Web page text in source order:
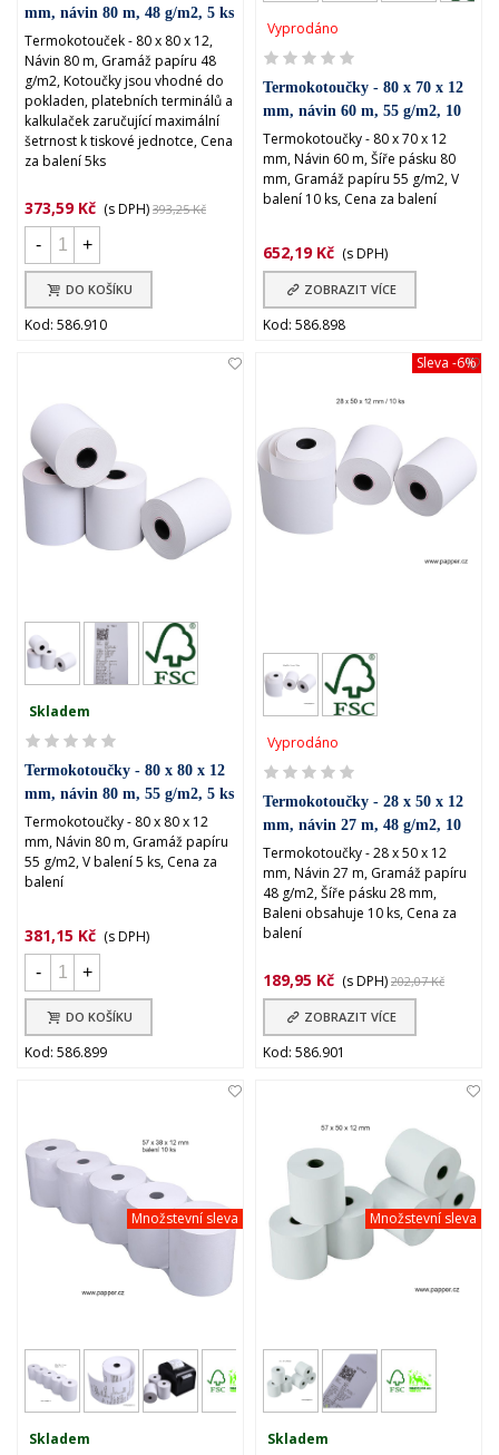
mm, návin 80 m, 48 g/m2, 5 ks
Termokotouček - 80 x 80 x 12,
Návin 80 m, Gramáž papíru 48
g/m2, Kotoučky jsou vhodné do
pokladen, platebních terminálů a
kalkulaček zaručující maximální
šetrnost k tiskové jednotce, Cena
za balení 5ks
373,59 Kč (s DPH) 393,25 Kč
- +
DO KOŠÍKU
Kod: 586.910
Vyprodáno
Termokotoučky - 80 x 70 x 12
mm, návin 60 m, 55 g/m2, 10
ks
Termokotoučky - 80 x 70 x 12
mm, Návin 60 m, Šíře pásku 80
mm, Gramáž papíru 55 g/m2, V
balení 10 ks, Cena za balení
652,19 Kč (s DPH)
ZOBRAZIT VÍCE
Kod: 586.898
Skladem
Termokotoučky - 80 x 80 x 12
mm, návin 80 m, 55 g/m2, 5 ks
Termokotoučky - 80 x 80 x 12
mm, Návin 80 m, Gramáž papíru
55 g/m2, V balení 5 ks, Cena za
balení
381,15 Kč (s DPH)
-
+
DO KOŠÍKU
Kod: 586.899
Sleva -6%
Vyprodáno
Termokotoučky - 28 x 50 x 12
mm, návin 27 m, 48 g/m2, 10
ks
Termokotoučky - 28 x 50 x 12
mm, Návin 27 m, Gramáž papíru
48 g/m2, Šíře pásku 28 mm,
Baleni obsahuje 10 ks, Cena za
balení
189,95 Kč (s DPH) 202,07 Kč
ZOBRAZIT VÍCE
Kod: 586.901
Množstevní sleva
Skladem
Množstevní sleva
Skladem